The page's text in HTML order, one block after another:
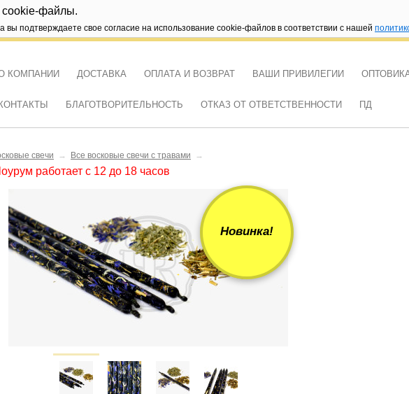
cookie-файлы.
вы подтверждаете свое согласие на использование cookie-файлов в соответствии с нашей
КОМПАНИИ ДОСТАВКА ОПЛАТА И ВОЗВРАТ ВАШИ ПРИВИЛЕГИИ
КОНТАКТЫ БЛАГОТВОРИТЕЛЬНОСТЬ ОТКАЗ ОТ ОТВЕТСТВЕННОСТИ ПД
свечи → Все восковые свечи с травами →
работает с 12 до 18 часов
Новинка!